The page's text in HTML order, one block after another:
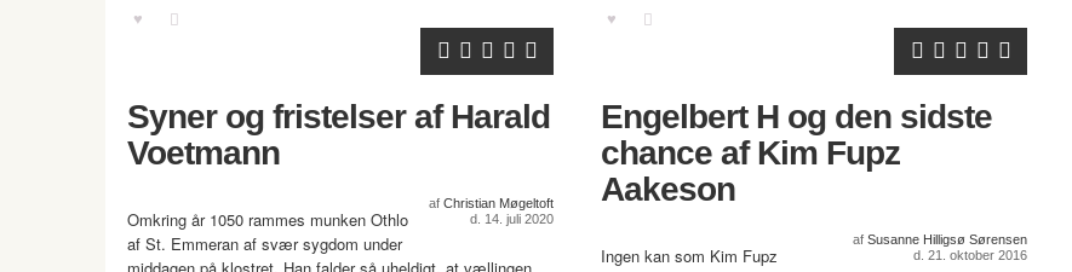
Syner og fristelser af Harald
Voetmann
af Christian Møgeltoft
d. 14. juli 2020
Omkring år 1050 rammes munken Othlo
af St. Emmeran af svær sygdom under
Engelbert H og den sidste
chance af Kim Fupz
Aakeson
af Susanne Hilligsø Sørensen
d. 21. oktober 2016
Ingen kan som Kim Fupz